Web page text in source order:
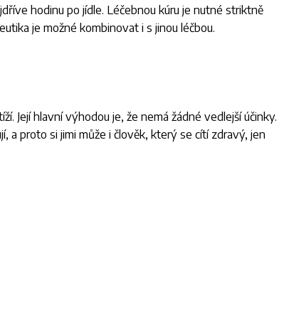
hodinu po jídle. Léčebnou kúru je nutné striktně
je možné kombinovat i s jinou léčbou.
Její hlavní výhodou je, že nemá žádné vedlejší účinky.
a proto si jimi může i člověk, který se cítí zdravý, jen